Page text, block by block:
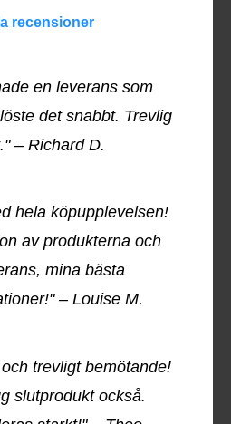
recensioner
en leverans som
det snabbt. Trevlig
– Richard D.
hela köpupplevelsen!
av produkterna och
mina bästa
– Louise M.
trevligt bemötande!
slutprodukt också.